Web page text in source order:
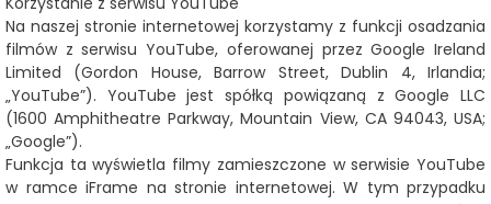
Na naszej stronie internetowej korzystamy z funkcji osadzania
filmów z serwisu YouTube, oferowanej przez Google Ireland
Limited (Gordon House, Barrow Street, Dublin 4, Irlandia;
„YouTube”). YouTube jest spółką powiązaną z Google LLC
(1600 Amphitheatre Parkway, Mountain View, CA 94043, USA;
„Google”).
Funkcja ta wyświetla filmy zamieszczone w serwisie YouTube
w ramce iFrame na stronie internetowej. W tym przypadku